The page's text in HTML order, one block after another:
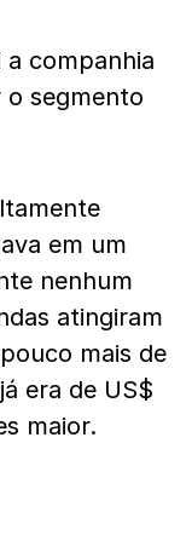
companhia
o segmento
em um
nenhum
atingiram
mais de
era de US$
maior.